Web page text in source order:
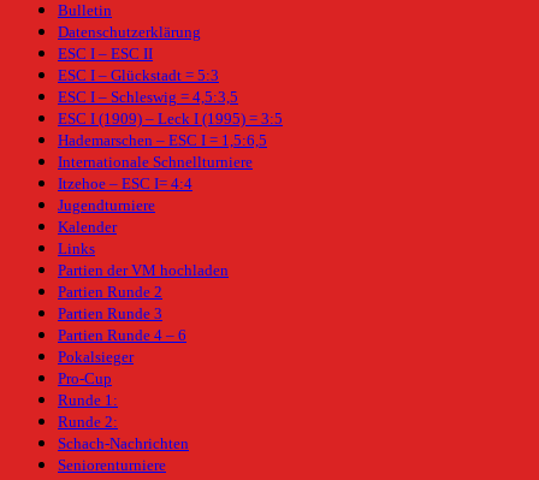
Bulletin
Datenschutzerklärung
ESC I – ESC II
ESC I – Glückstadt = 5:3
ESC I – Schleswig = 4,5:3,5
ESC I (1909) – Leck I (1995) = 3:5
Hademarschen – ESC I = 1,5:6,5
Internationale Schnellturniere
Itzehoe – ESC I= 4:4
Jugendturniere
Kalender
Links
Partien der VM hochladen
Partien Runde 2
Partien Runde 3
Partien Runde 4 – 6
Pokalsieger
Pro-Cup
Runde 1:
Runde 2:
Schach-Nachrichten
Seniorenturniere